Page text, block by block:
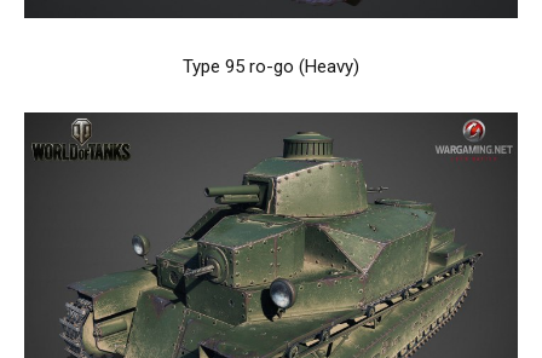
Type 95 ro-go (Heavy)